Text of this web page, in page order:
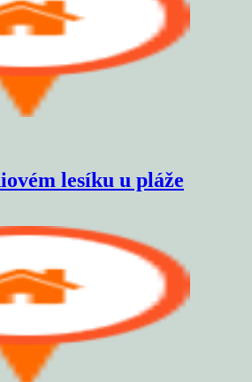
lesíku u pláže